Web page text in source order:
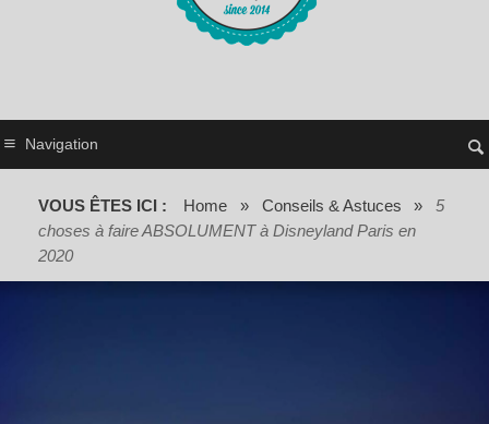
Navigation
VOUS ÊTES ICI : Home » Conseils & Astuces »
5
choses à faire ABSOLUMENT à Disneyland Paris en
2020